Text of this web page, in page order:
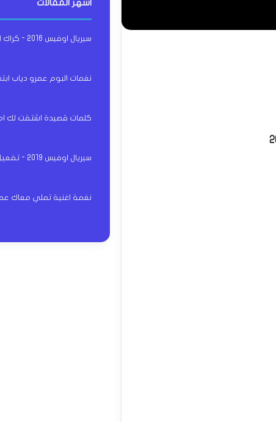
اشهر المقالات
سيريال اوفيس 2016 - كراك اوفيس 2016
نغمات البوم عمرو دياب ابتدينا
كلمات قصيدة اشتقت لك
سيريال اوفيس 2019 - تفعيل اوفيس 2019
نغمة اغنية تملي معاك